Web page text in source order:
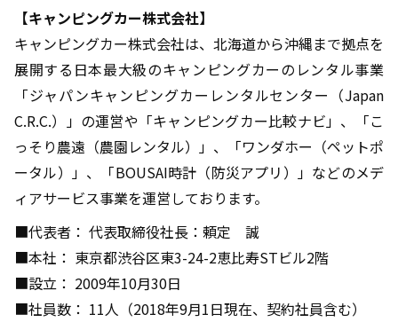
【キャンピングカー株式会社】
キャンピングカー株式会社は、北海道から沖縄まで拠点を
展開する日本最大級のキャンピングカーのレンタル事業
「ジャパンキャンピングカーレンタルセンター（Japan
C.R.C.）」の運営や「キャンピングカー比較ナビ」、「こ
っそり農遠（農園レンタル）」、「ワンダホー（ペットポ
ータル）」、「BOUSAI時計（防災アプリ）」などのメデ
ィアサービス事業を運営しております。
■代表者： 代表取締役社長：頼定 誠
■本社： 東京都渋谷区東3-24-2恵比寿STビル2階
■設立： 2009年10月30日
■社員数： 11人（2018年9月1日現在、契約社員含む）